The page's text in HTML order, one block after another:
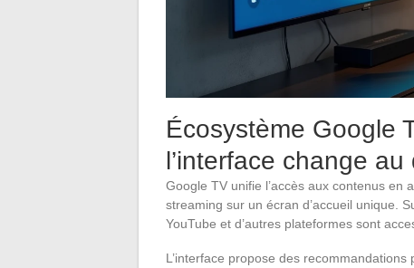
Écosystème Google
l’interface change au
Google TV unifie l’accès aux contenus en
streaming sur un écran d’accueil unique.
YouTube et d’autres plateformes sont
L’interface propose des